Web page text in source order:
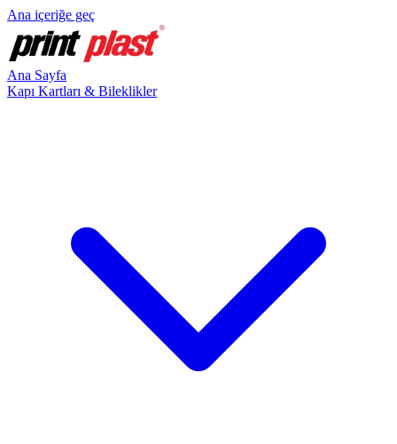
Ana içeriğe geç
Ana Sayfa
Kapı Kartları & Bileklikler